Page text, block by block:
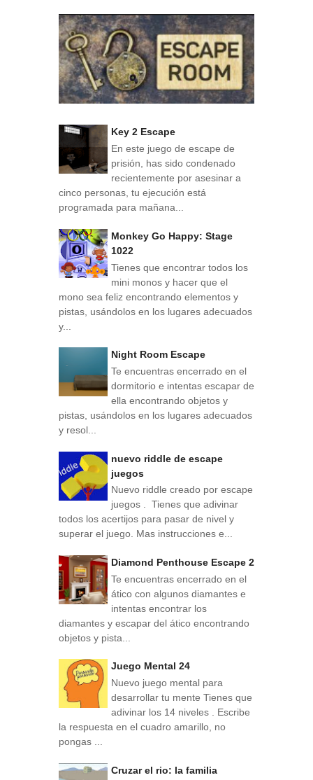
Key 2 Escape
En este juego de escape de
prisión, has sido condenado
recientemente por asesinar a
cinco personas, tu ejecución está
programada para mañana...
Monkey Go Happy: Stage
1022
Tienes que encontrar todos los
mini monos y hacer que el
mono sea feliz encontrando elementos y
pistas, usándolos en los lugares adecuados
y...
Night Room Escape
Te encuentras encerrado en el
dormitorio e intentas escapar de
ella encontrando objetos y
pistas, usándolos en los lugares adecuados
y resol...
nuevo riddle de escape
juegos
Nuevo riddle creado por escape
juegos . Tienes que adivinar
todos los acertijos para pasar de nivel y
superar el juego. Mas instrucciones e...
Diamond Penthouse Escape 2
Te encuentras encerrado en el
ático con algunos diamantes e
intentas encontrar los
diamantes y escapar del ático encontrando
objetos y pista...
Juego Mental 24
Nuevo juego mental para
desarrollar tu mente Tienes que
adivinar los 14 niveles . Escribe
la respuesta en el cuadro amarillo, no
pongas ...
Cruzar el rio: la familia